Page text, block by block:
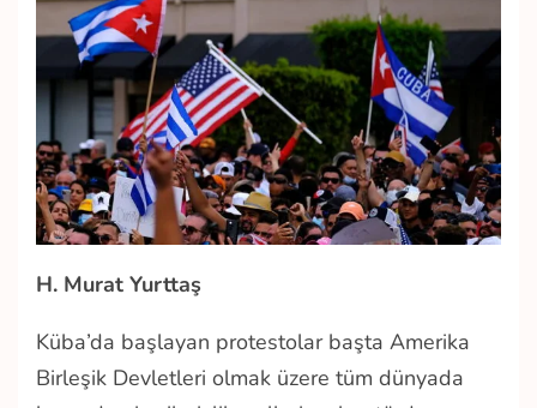
H. Murat Yurttaş
Küba’da başlayan protestolar başta Amerika
Birleşik Devletleri olmak üzere tüm dünyada